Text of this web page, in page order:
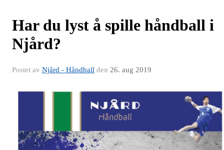
Har du lyst å spille håndball i
Njård?
Postet av Njård - Håndball den 26. aug 2019